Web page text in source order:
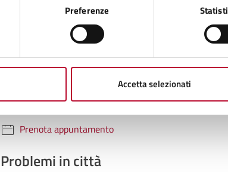
Preferenze
Accetta selezionati
Contatta il comune
Leggi le domande frequenti
Richiedi assistenza
Prenota appuntamento
Problemi in città